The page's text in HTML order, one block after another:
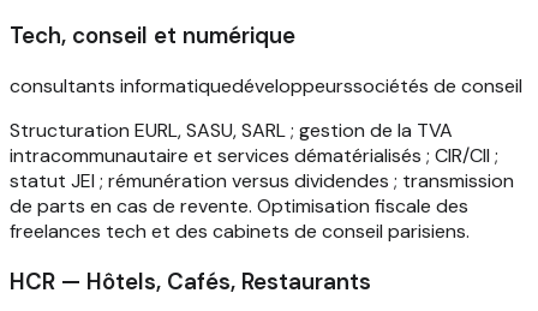
Tech, conseil et numérique
consultants informatiquedéveloppeurssociétés de conseil
Structuration EURL, SASU, SARL ; gestion de la TVA
intracommunautaire et services dématérialisés ; CIR/CII ;
statut JEI ; rémunération versus dividendes ; transmission
de parts en cas de revente. Optimisation fiscale des
freelances tech et des cabinets de conseil parisiens.
HCR — Hôtels, Cafés, Restaurants